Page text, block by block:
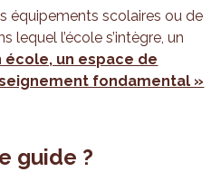
équipements scolaires ou de
lequel l’école s’intègre, un
école, un espace de
fondamental »
guide ?